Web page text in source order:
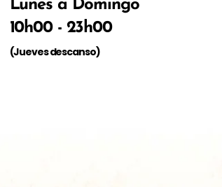
Lunes a Domingo
10h00 - 23h00
(Jueves descanso)